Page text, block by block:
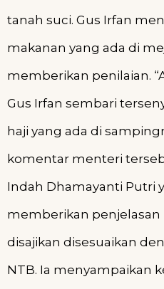
tanah suci. Gus Irfan
makanan yang ada di
memberikan penilaian.
Gus Irfan sembari
haji yang ada di
komentar menteri
Indah Dhamayanti Putri
memberikan penjelasan
disajikan disesuaikan
NTB. Ia menyampaikan